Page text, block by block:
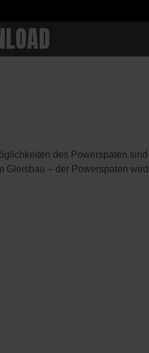
des Powerspaten sind
Gleisbau – der Powerspaten wird